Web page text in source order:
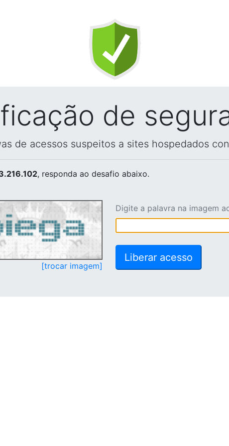
de
de acessos suspeitos a sites hospedados
, responda ao desafio abaixo.
[trocar imagem]
Digite a palavra na imagem